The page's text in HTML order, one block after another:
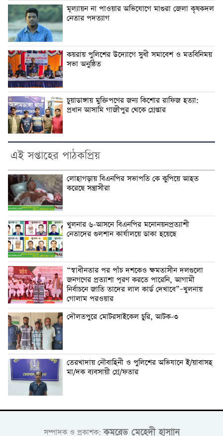
মূল্যায়ন না পাওয়ার অভিযোগে মাগুরা জেলা কৃষকদল
নেতার পদত্যাগ
কয়রায় পুলিশের উদ্যোগে সুধী সমাবেশ ও মতবিনিময়
সভা অনুষ্ঠিত
চুয়াডাঙ্গায় মুক্তিপণের জন্য কিশোর রাফিজ হত্যা:
প্রধান আসামি গাজীপুর থেকে গ্রেপ্তার
এই সপ্তাহের পাঠকপ্রিয়
লোহাগড়ায় বিএনপির সভাপতি কে কুপিয়ে আহত
করেছে সন্ত্রাসীরা
খুলনার ৬-আসনে বিএনপির মনোনয়নপ্রত্যাশী
নেতাদের গুলশান কার্যালয়ে ডাকা হয়েছে
“স্বাধীনতার পর পাঁচ দশকেও ক্ষমতাসীন দলগুলো
জনগণের প্রত্যাশা পূরণ করতে পারেনি, আগামী
নির্বাচনে জাতি তাদের লাল কার্ড দেখাবে”–খুলনায়
গোলাম পরওয়ার
দৌলতপুরে মোটরসাইকেল চুরি, আটক-৩
তেরখাদায় নৌবাহিনী ও পুলিশের অভিযানে ই/য়াবাসহ
মা/দক ব্যবসায়ী গ্রে/ফতার
সম্পাদক ও প্রকাশক:কমরেড মেহেদী হাসাান